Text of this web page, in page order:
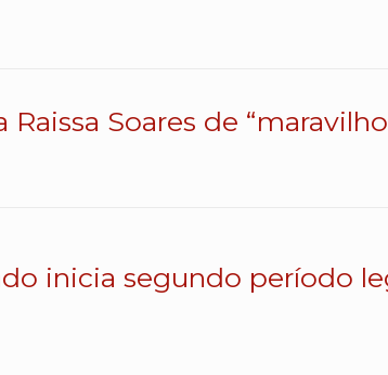
Soares de
inicia segundo período